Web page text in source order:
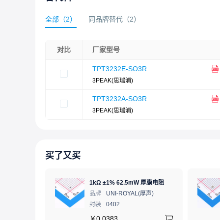
全部 （2） 同品牌替代 （2）
对比 厂家型号
TPT3232E-SO3R
3PEAK(思瑞浦)
TPT3232A-SO3R
3PEAK(思瑞浦)
买了又买
1kΩ ±1% 62.5mW 厚膜电阻
品牌
UNI-ROYAL(厚声)
封装
0402